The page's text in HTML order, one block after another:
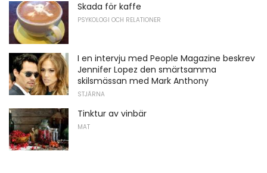
Skada för kaffe
PSYKOLOGI OCH RELATIONER
I en intervju med People Magazine beskrev
Jennifer Lopez den smärtsamma
skilsmässan med Mark Anthony
STJÄRNA
Tinktur av vinbär
MAT